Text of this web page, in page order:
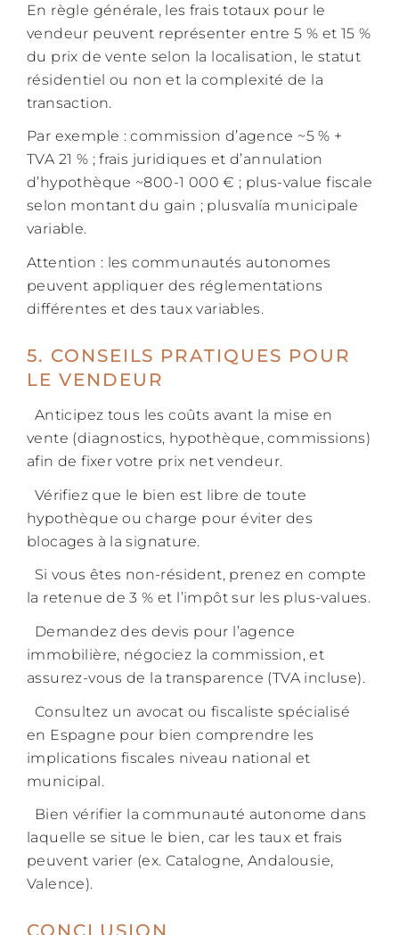
En règle générale, les frais totaux pour le
vendeur peuvent représenter entre 5 % et 15 %
du prix de vente selon la localisation, le statut
résidentiel ou non et la complexité de la
transaction.
Par exemple : commission d’agence ~5 % +
TVA 21 % ; frais juridiques et d’annulation
d’hypothèque ~800-1 000 € ; plus-value fiscale
selon montant du gain ; plusvalía municipale
variable.
Attention : les communautés autonomes
peuvent appliquer des réglementations
différentes et des taux variables.
5. CONSEILS PRATIQUES POUR
LE VENDEUR
Anticipez tous les coûts avant la mise en
vente (diagnostics, hypothèque, commissions)
afin de fixer votre prix net vendeur.
Vérifiez que le bien est libre de toute
hypothèque ou charge pour éviter des
blocages à la signature.
Si vous êtes non-résident, prenez en compte
la retenue de 3 % et l’impôt sur les plus-values.
Demandez des devis pour l’agence
immobilière, négociez la commission, et
assurez-vous de la transparence (TVA incluse).
Consultez un avocat ou fiscaliste spécialisé
en Espagne pour bien comprendre les
implications fiscales niveau national et
municipal.
Bien vérifier la communauté autonome dans
laquelle se situe le bien, car les taux et frais
peuvent varier (ex. Catalogne, Andalousie,
Valence).